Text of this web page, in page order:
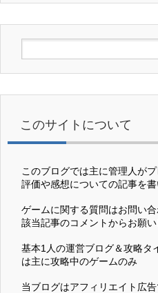
このサイトについて
このブログでは主に管理人が
評価や感想についての記事を書
ゲームに関する質問はお問い
該当記事のコメントからお願い
基本1人の運営ブログ＆攻略タ
は主に攻略中のゲームのみ
当ブログはアフィリエイト広告